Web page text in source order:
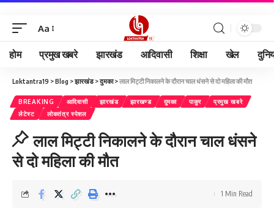
Aa
होम प्रमुख खबरे झारखंड आदिवासी शिक्षा खेल
Loktantra19 >Blog >झारखंड>दुमका>लाल मिट्टी निकालने के दौरान चाल धंसने से दो महिला की मौत
BREAKING आदिवासी झारखंड झारखण्ड दुमका पाकुर
प्रमुख खबरे
लेटेस्ट
लोकतंत्र स्पेशल
लाल मिट्टी निकालने के दौरान चाल धंसने
से दो महिला की मौत
1 Min Read